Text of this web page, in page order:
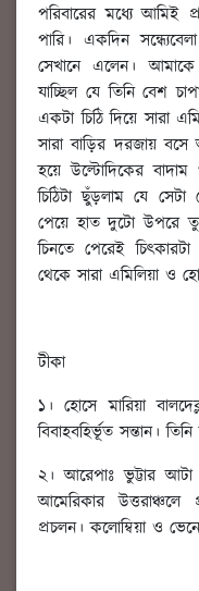
পরিবারের মধ্যে আমিই
পারি। একদিন
সেখানে এলেন।
যাচ্ছিল যে তিনি বেশ
একটা চিঠি দিয়ে সারা
সারা বাড়ির দরজায়
হয়ে উল্টোদিকের
চিঠিটা ছুঁড়লাম যে
পেয়ে হাত দুটো উপরে
চিনতে পেরেই
থেকে সারা এমিলিয়া ও
টীকা
১। হোসে মারিয়া
বিবাহবহির্ভূত সন্তান।
২। আরেপাঃ ভুট্টার
আমেরিকার
প্রচলন। কলোম্বিয়া ও